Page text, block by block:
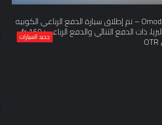
جديد السيارات